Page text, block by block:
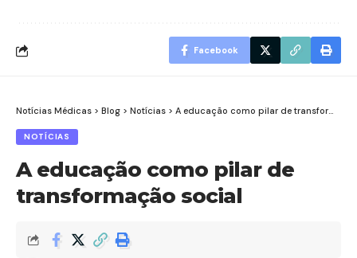
Facebook
Notícias Médicas > Blog > Notícias > A educação como pilar de transformação social
NOTÍCIAS
A educação como pilar de
transformação social